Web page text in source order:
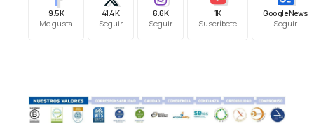
9.5K
Me gusta
41.4K
Seguir
6.6K
Seguir
1K
Suscríbete
Google News
Seguir